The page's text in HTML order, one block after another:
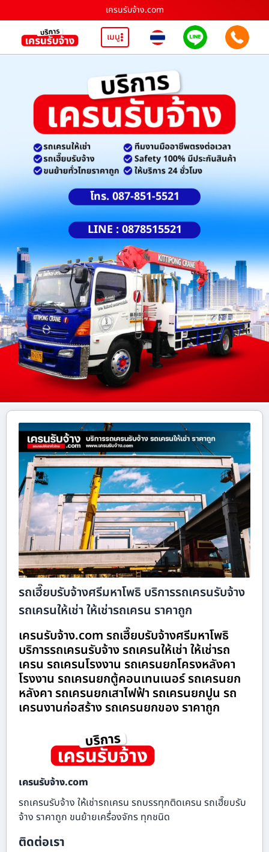
เครนรับจ้าง.com
เมนู
โทร. 087-851-5521
LINE : 0878515521
รถเฮี๊ยบรับจ้างศรีมหาโพธิ บริการรถเครนรับจ้าง
รถเครนให้เช่า ให้เช่ารถเครน ราคาถูก
เครนรับจ้าง.com รถเฮี๊ยบรับจ้างศรีมหาโพธิ
บริการรถเครนรับจ้าง รถเครนให้เช่า ให้เช่ารถ
เครน รถเครนโรงงาน รถเครนยกโครงหลังคา
โรงงาน รถเครนยกตู้คอนเทนเนอร์ รถเครนยก
หลังคา รถเครนยกเสาไฟฟ้า รถเครนยกปูน รถ
เครนงานก่อสร้าง รถเครนยกของ ราคาถูก
เครนรับจ้าง.com
รถเครนรับจ้าง ให้เช่ารถเครน รถบรรทุกติดเครน รถเฮี๊ยบรับ
จ้าง ราคาถูก ขนย้ายเครื่องจักร ทุกชนิด
ติดต่อเรา